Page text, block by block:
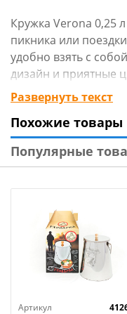
Кружка Verona 0,25
пикника или
удобно взять с
дизайн и приятные
атмосферу и
пищевой
многократного
режим: от -20 до
Развернуть текст
Похожие товары
Популярные
Артикул